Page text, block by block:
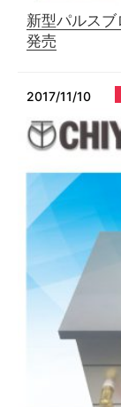
新型パルス
発売
2017/11/10